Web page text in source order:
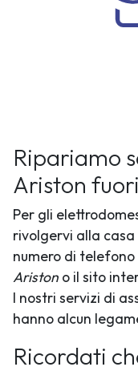
Ripariamo
Ariston
Per gli
rivolgervi alla
numero di telefono
Ariston o il sito
I nostri servizi di
hanno alcun
Ricordati